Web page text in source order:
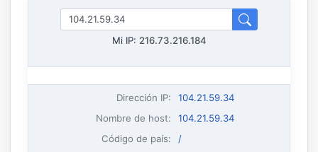
Mi IP: 216.73.216.184
Dirección IP:
104.21.59.34
Nombre de host:
104.21.59.34
Código de país:
/